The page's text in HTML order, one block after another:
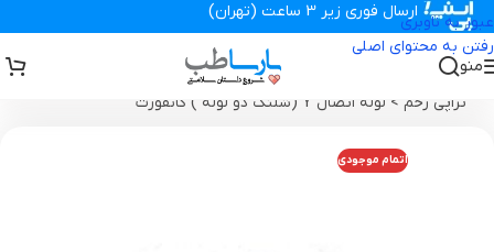
عبور به ناوبری
رفتن به محتوای اصلی
ارسال فوری زیر 3 ساعت (تهران)
منو
تجهیزات پزشکی پارساطب محصولات وکیوم تراپی زخم
سه راهی وکیوم
تراپی زخم > لوله اتصال Y (شلنگ دو لوله ) کانفورت
اتمام موجودی